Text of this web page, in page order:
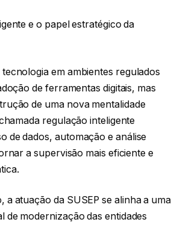
e o papel estratégico da
em ambientes regulados
de ferramentas digitais, mas
de uma nova mentalidade
regulação inteligente
de dados, automação e análise
a supervisão mais eficiente e
a atuação da SUSEP se alinha a uma
de modernização das entidades